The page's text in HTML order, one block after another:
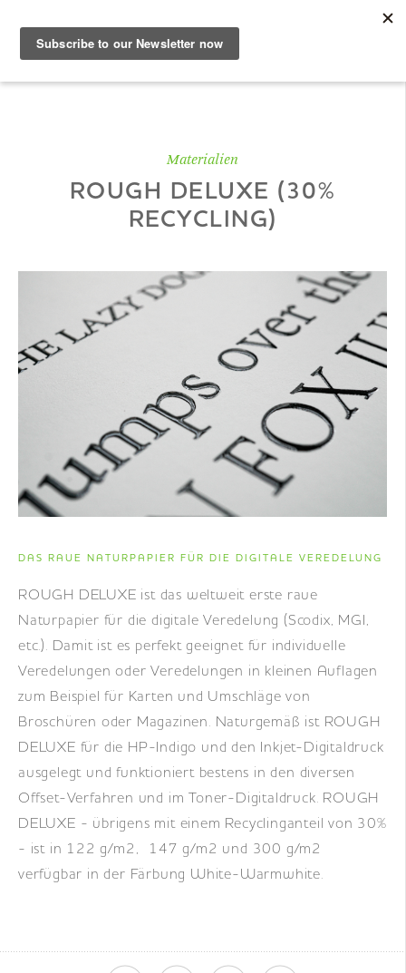
Shop
Production
|EN|FR
Materialien
ROUGH DELUXE (30%
RECYCLING)
DAS RAUE NATURPAPIER FÜR DIE DIGITALE VEREDELUNG
ROUGH DELUXE ist das weltweit erste raue
Naturpapier für die digitale Veredelung (Scodix, MGI,
etc.). Damit ist es perfekt geeignet für individuelle
Veredelungen oder Veredelungen in kleinen Auflagen
zum Beispiel für Karten und Umschläge von
Broschüren oder Magazinen. Naturgemäß ist ROUGH
DELUXE für die HP-Indigo und den Inkjet-Digitaldruck
ausgelegt und funktioniert bestens in den diversen
Offset-Verfahren und im Toner-Digitaldruck. ROUGH
DELUXE - übrigens mit einem Recyclinganteil von 30%
- ist in 122 g/m2, 147 g/m2 und 300 g/m2
verfügbar in der Färbung White-Warmwhite.